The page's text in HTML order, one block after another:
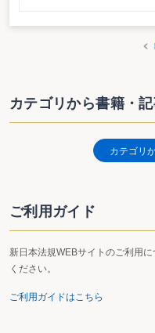
カテゴリから書籍・
カテゴリ
ご利用ガイド
新日本法規WEBサイトのご利用
ください。
ご利用ガイドはこちら